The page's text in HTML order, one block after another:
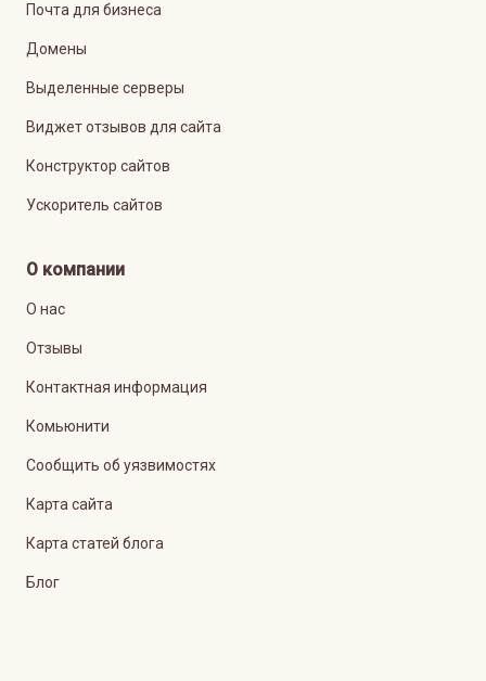
Почта для бизнеса
Домены
Выделенные серверы
Виджет отзывов для сайта
Конструктор сайтов
Ускоритель сайтов
О компании
О нас
Отзывы
Контактная информация
Комьюнити
Сообщить об уязвимостях
Карта сайта
Карта статей блога
Блог